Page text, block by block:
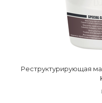
Реструктурирующая